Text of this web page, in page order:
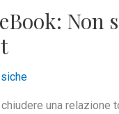
Non
una relazione